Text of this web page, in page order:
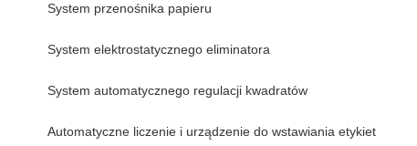
System przenośnika papieru
System elektrostatycznego eliminatora
System automatycznego regulacji kwadratów
Automatyczne liczenie i urządzenie do wstawiania etykiet